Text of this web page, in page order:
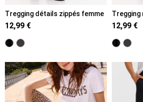
Tregging détails zippés femme
12,99 €
Tregging
femme
12,99 €